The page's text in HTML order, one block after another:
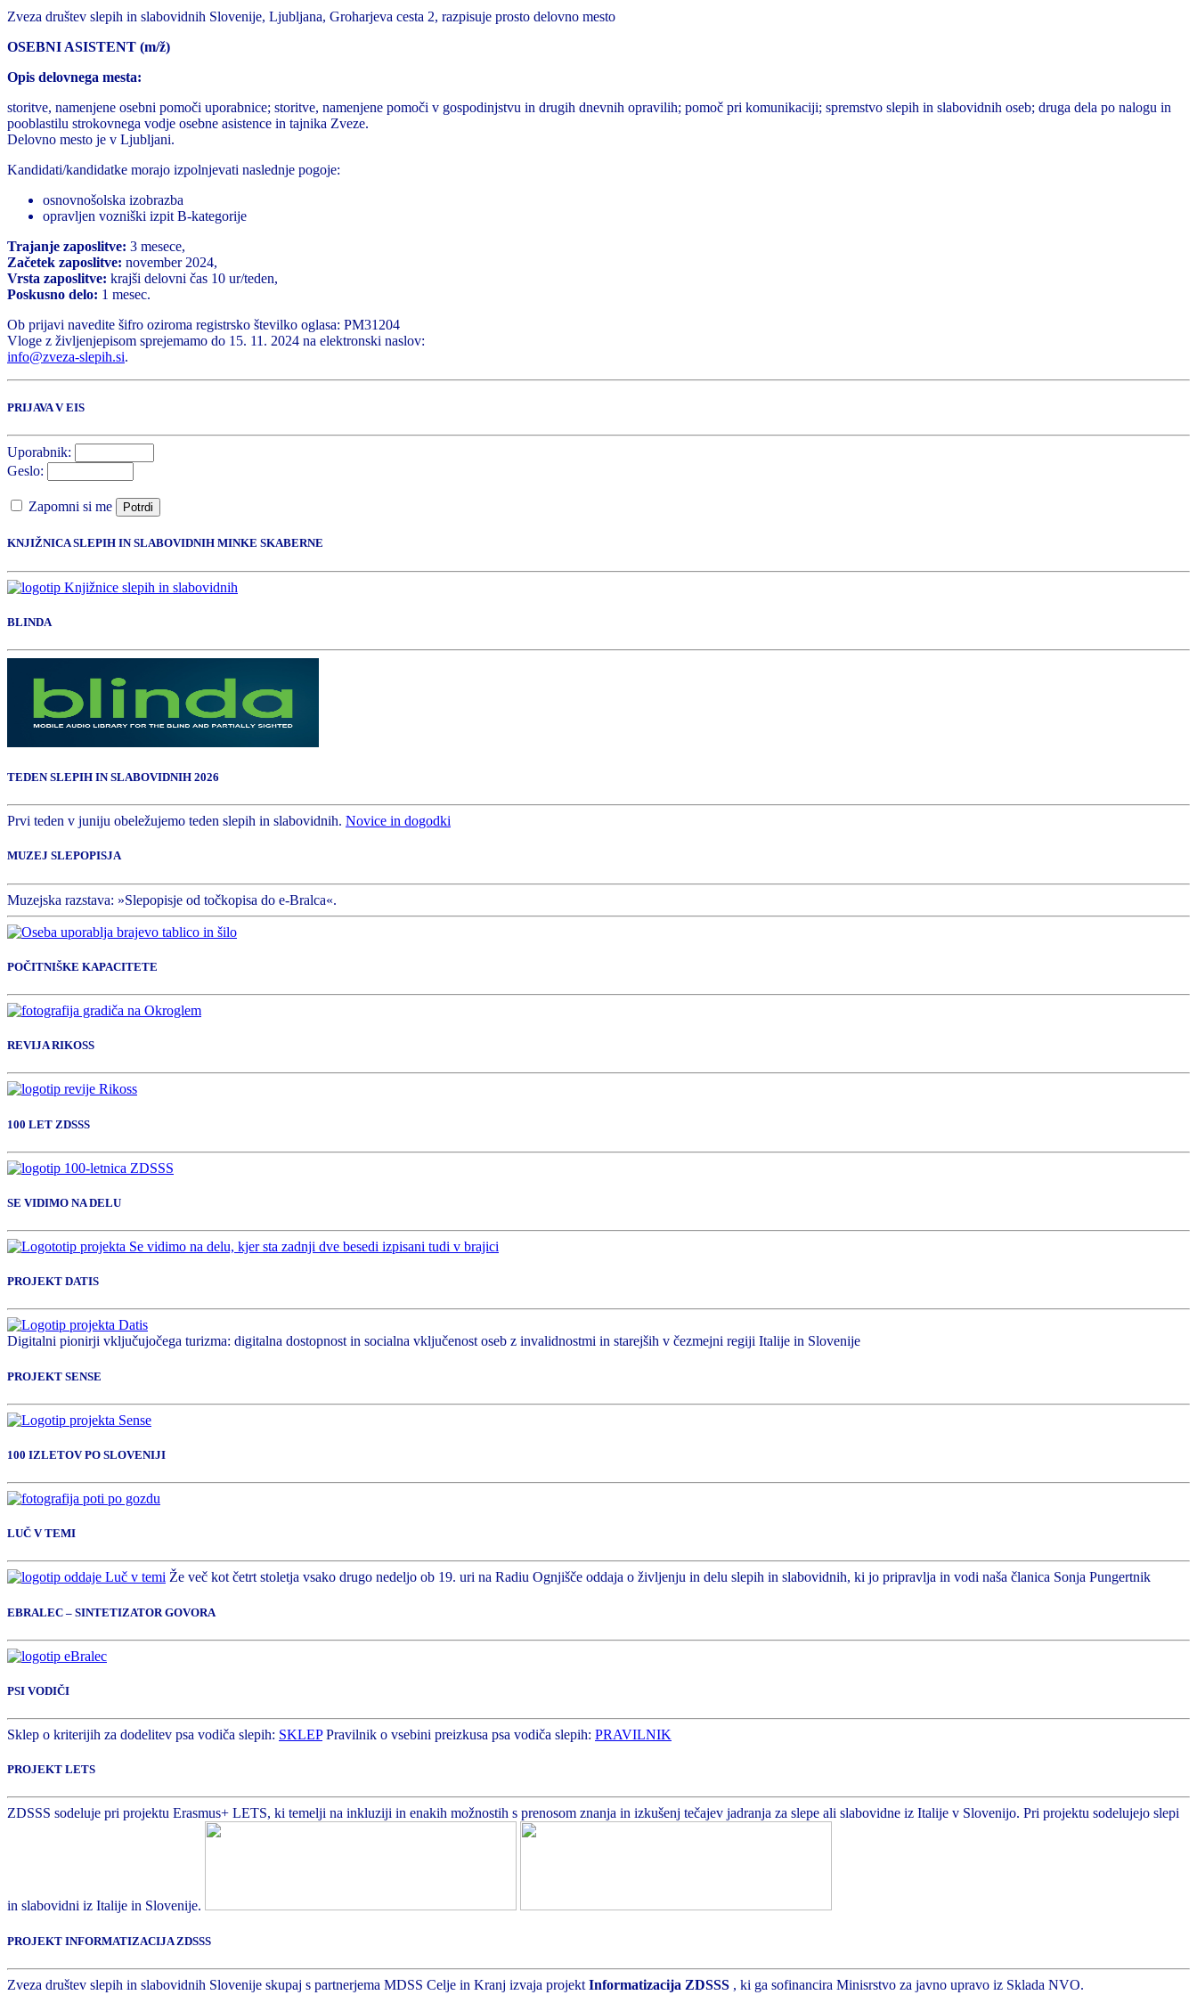
Zveza društev slepih in slabovidnih Slovenije, Ljubljana, Groharjeva cesta 2, razpisuje prosto delovno mesto
OSEBNI ASISTENT (m/ž)
Opis delovnega mesta:
storitve, namenjene osebni pomoči uporabnice; storitve, namenjene pomoči v gospodinjstvu in drugih dnevnih opravilih; pomoč pri komunikaciji; spremstvo slepih in slabovidnih oseb; druga dela po nalogu in
pooblastilu strokovnega vodje osebne asistence in tajnika Zveze.
Delovno mesto je v Ljubljani.
Kandidati/kandidatke morajo izpolnjevati naslednje pogoje:
osnovnošolska izobrazba
opravljen vozniški izpit B-kategorije
Trajanje zaposlitve: 3 mesece,
Začetek zaposlitve: november 2024,
Vrsta zaposlitve: krajši delovni čas 10 ur/teden,
Poskusno delo: 1 mesec.
Ob prijavi navedite šifro oziroma registrsko številko oglasa: PM31204
Vloge z življenjepisom sprejemamo do 15. 11. 2024 na elektronski naslov:
info@zveza-slepih.si.
PRIJAVA V EIS
Uporabnik:
Geslo:
Zapomni si me Potrdi
KNJIŽNICA SLEPIH IN SLABOVIDNIH MINKE SKABERNE
BLINDA
TEDEN SLEPIH IN SLABOVIDNIH 2026
Prvi teden v juniju obeležujemo teden slepih in slabovidnih. Novice in dogodki
MUZEJ SLEPOPISJA
Muzejska razstava: »Slepopisje od točkopisa do e-Bralca«.
POČITNIŠKE KAPACITETE
REVIJA RIKOSS
100 LET ZDSSS
SE VIDIMO NA DELU
PROJEKT DATIS
Digitalni pionirji vključujočega turizma: digitalna dostopnost in socialna vključenost oseb z invalidnostmi in starejših v čezmejni regiji Italije in Slovenije
PROJEKT SENSE
100 IZLETOV PO SLOVENIJI
LUČ V TEMI
Že več kot četrt stoletja vsako drugo nedeljo ob 19. uri na Radiu Ognjišče oddaja o življenju in delu slepih in slabovidnih, ki jo pripravlja in vodi naša članica Sonja Pungertnik
EBRALEC – SINTETIZATOR GOVORA
PSI VODIČI
Sklep o kriterijih za dodelitev psa vodiča slepih: SKLEPPravilnik o vsebini preizkusa psa vodiča slepih: PRAVILNIK
PROJEKT LETS
ZDSSS sodeluje pri projektu Erasmus+ LETS, ki temelji na inkluziji in enakih možnostih s prenosom znanja in izkušenj tečajev jadranja za slepe ali slabovidne iz Italije v Slovenijo. Pri projektu sodelujejo slepi
in slabovidni iz Italije in Slovenije.
PROJEKT INFORMATIZACIJA ZDSSS
Zveza društev slepih in slabovidnih Slovenije skupaj s partnerjema MDSS Celje in Kranj izvaja projekt Informatizacija ZDSSS , ki ga sofinancira Minisrstvo za javno upravo iz Sklada NVO.